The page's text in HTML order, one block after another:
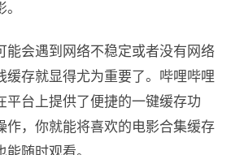
能会遇到网络不稳定或者没有网络
缓存就显得尤为重要了。哔哩哔哩
平台上提供了便捷的一键缓存功
作，你就能将喜欢的电影合集缓存